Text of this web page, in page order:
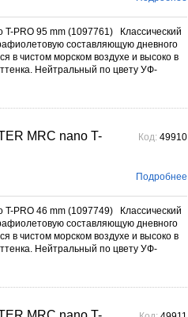
PRO 95 mm (1097761) Классический
составляющую дневного
в чистом морском воздухе и высоко в
Нейтральный по цвету УФ-
MRC nano T-
Код: 49910
Подробнее
PRO 46 mm (1097749) Классический
составляющую дневного
в чистом морском воздухе и высоко в
Нейтральный по цвету УФ-